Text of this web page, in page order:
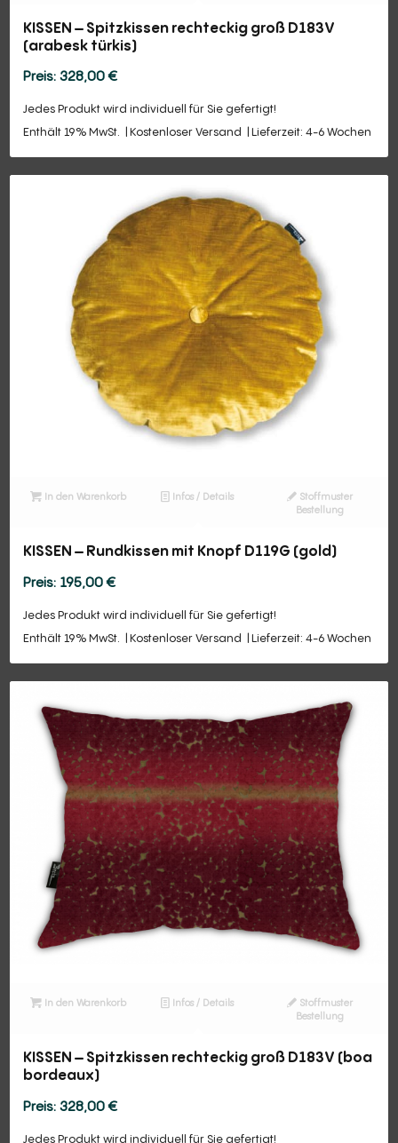
KISSEN – Spitzkissen rechteckig groß D183V
(arabesk türkis)
328,00€
Jedes Produkt wird individuell für Sie gefertigt!
Enthält 19% MwSt.
Kostenloser Versand Lieferzeit: 4-6 Wochen
In den Warenkorb Infos / Details
Stoffmuster
Bestellung
KISSEN – Rundkissen mit Knopf D119G (gold)
195,00€
Jedes Produkt wird individuell für Sie gefertigt!
Enthält 19% MwSt.
Kostenloser Versand Lieferzeit: 4-6 Wochen
In den Warenkorb Infos / Details
Stoffmuster
Bestellung
KISSEN – Spitzkissen rechteckig groß D183V (boa
bordeaux)
328,00€
Jedes Produkt wird individuell für Sie gefertigt!